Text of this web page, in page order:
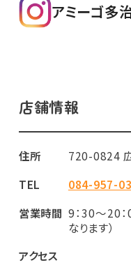
アミーゴ多
店舗情報
住所
720-0824
TEL
084-957-
営業時間 9：30～20
なります）
アクセス